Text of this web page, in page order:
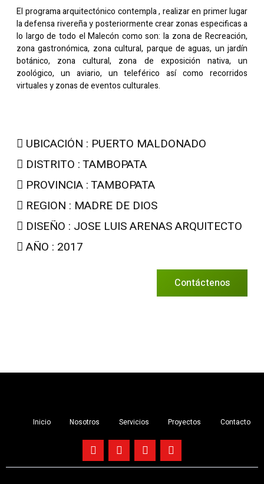
El programa arquitectónico contempla , realizar en primer lugar
la defensa rivereña y posteriormente crear zonas especificas a
lo largo de todo el Malecón como son: la zona de Recreación,
zona gastronómica, zona cultural, parque de aguas, un jardín
botánico, zona cultural, zona de exposición nativa, un
zoológico, un aviario, un teleférico así como recorridos
virtuales y zonas de eventos culturales.
UBICACIÓN : PUERTO MALDONADO
DISTRITO : TAMBOPATA
PROVINCIA : TAMBOPATA
REGION : MADRE DE DIOS
DISEÑO : JOSE LUIS ARENAS ARQUITECTO
AÑO : 2017
Contáctenos
Inicio Nosotros Servicios Proyectos Contacto